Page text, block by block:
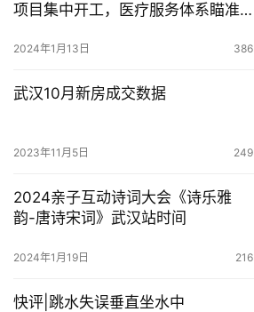
观
关
们
服
务
航
项目集中开工，医疗服务体系瞄准
2024年1月13日 386
武汉10月新房成交数据
2023年11月5日 249
2024亲子互动诗词大会《诗乐雅
韵-唐诗宋词》武汉站时间
2024年1月19日 216
快评|跳水失误垂直坐水中